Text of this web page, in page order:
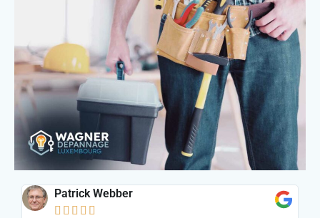
Patrick Webber
    